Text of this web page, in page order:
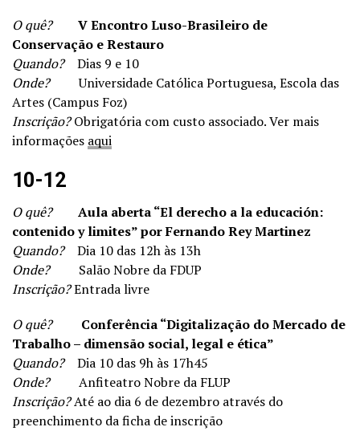
O quê?
V Encontro Luso-Brasileiro de
Conservação e Restauro
Quando?Dias 9 e 10
Onde?Universidade Católica Portuguesa, Escola das
Artes (Campus Foz)
Inscrição?Obrigatória com custo associado. Ver mais
informações aqui
10-12
O quê?
Aula aberta “El derecho a la educación:
contenido y limites” por Fernando Rey Martinez
Quando?Dia 10 das 12h às 13h
Onde?Salão Nobre da FDUP
Inscrição?Entrada livre
O quê?
Conferência “Digitalização do Mercado de
Trabalho – dimensão social, legal e ética”
Quando?Dia 10 das 9h às 17h45
Onde?Anfiteatro Nobre da FLUP
Inscrição?Até ao dia 6 de dezembro através do
preenchimento da ficha de inscrição